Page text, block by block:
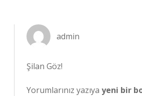
admin
Şilan Göz!
Yorumlarınız yazıya yeni bir